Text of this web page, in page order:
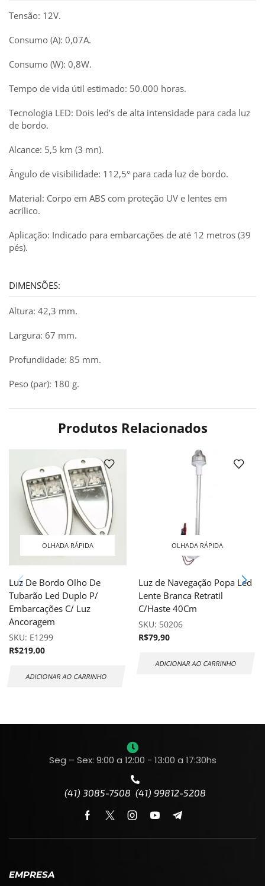
Tensão: 12V.
Consumo (A): 0,07A.
Consumo (W): 0,8W.
Tempo de vida útil estimado: 50.000 horas.
Tecnologia LED: Dois led’s de alta intensidade para cada luz
de bordo.
Alcance: 5,5 km (3 mn).
Ângulo de visibilidade: 112,5° para cada luz de bordo.
Material: Corpo em ABS com proteção UV e lentes em
acrílico.
Aplicação: Indicado para embarcações de até 12 metros (39
pés).
DIMENSÕES:
Altura: 42,3 mm.
Largura: 67 mm.
Profundidade: 85 mm.
Peso (par): 180 g.
Produtos Relacionados
OLHADA RÁPIDA
Luz De Bordo Olho De
Tubarão Led Duplo P/
Embarcações C/ Luz
Ancoragem
SKU: E1299
R$219,00
ADICIONAR AO CARRINHO
OLHADA RÁPIDA
Luz de Navegação Popa Led
Lente Branca Retratil
C/Haste 40Cm
SKU: 50206
R$79,90
ADICIONAR AO CARRINHO
Seg – Sex: 9:00 a 12:00 - 13:00 a 17:30hs
(41) 3085-7508 (41) 99812-5208
EMPRESA